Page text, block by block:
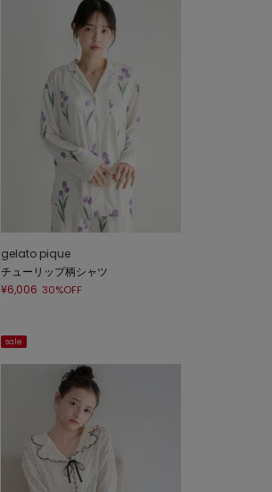
gelato pique
チューリップ柄シャツ
¥6,006 30%OFF
sale